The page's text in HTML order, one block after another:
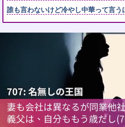
誰も言わないけど冷やし中華って言う